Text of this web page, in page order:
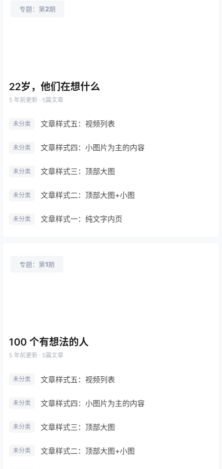
专题：第2期
22岁，他们在想什么
5 年前更新 · 5篇文章
未分类 文章样式五：视频列表
未分类 文章样式四：小图片为主的内容
未分类 文章样式三：顶部大图
未分类 文章样式二：顶部大图+小图
未分类 文章样式一：纯文字内页
专题：第1期
100 个有想法的人
5 年前更新 · 5篇文章
未分类 文章样式五：视频列表
未分类 文章样式四：小图片为主的内容
未分类 文章样式三：顶部大图
未分类 文章样式二：顶部大图+小图